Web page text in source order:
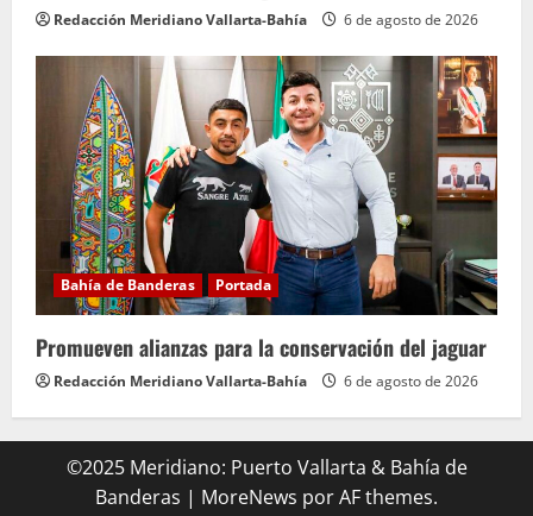
Redacción Meridiano Vallarta-Bahía 6 de agosto de 2026
Bahía de Banderas Portada
Promueven alianzas para la conservación del jaguar
Redacción Meridiano Vallarta-Bahía 6 de agosto de 2026
©2025 Meridiano: Puerto Vallarta & Bahía de
Banderas | MoreNews por AF themes.